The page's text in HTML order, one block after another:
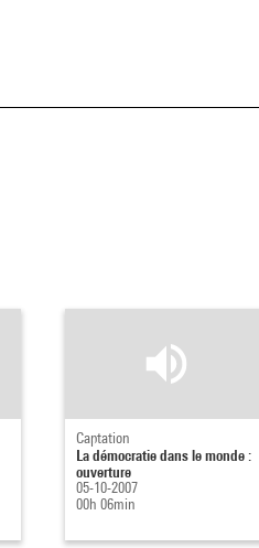
Captation
La démocratie dans le monde :
ouverture
05-10-2007
00h 06min